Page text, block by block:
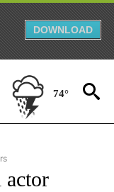
DOWNLOAD
74°
TO RECEIVE
actor